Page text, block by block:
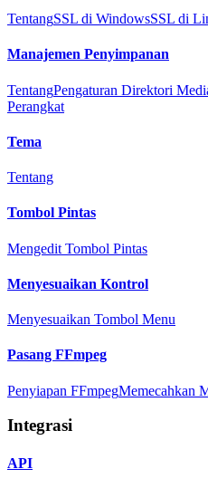
TentangSSL di WindowsSSL di
Manajemen Penyimpanan
TentangPengaturan Direktori
Perangkat
Tema
Tentang
Tombol Pintas
Mengedit Tombol Pintas
Menyesuaikan Kontrol
Menyesuaikan Tombol Menu
Pasang FFmpeg
Penyiapan FFmpegMemecahkan
Integrasi
API